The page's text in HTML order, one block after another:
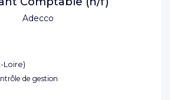
Adecco
Loire)
de gestion